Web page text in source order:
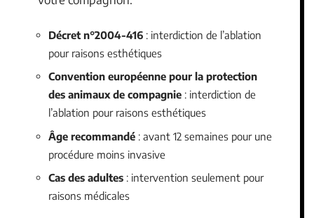
Décret n°2004-416 : interdiction de l’ablation
pour raisons esthétiques
Convention européenne pour la protection
des animaux de compagnie : interdiction de
l’ablation pour raisons esthétiques
Âge recommandé : avant 12 semaines pour une
procédure moins invasive
Cas des adultes : intervention seulement pour
raisons médicales